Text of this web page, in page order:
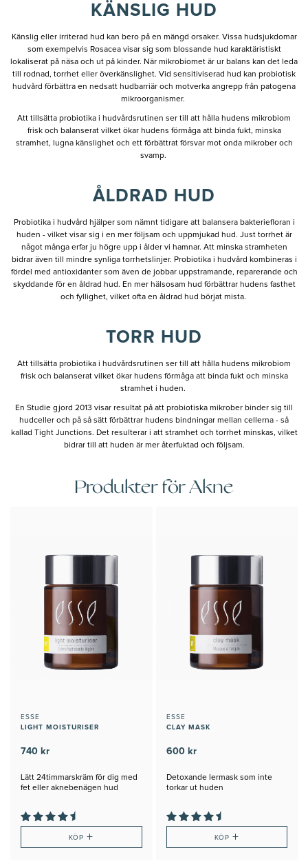
KÄNSLIG HUD
Känslig eller irriterad hud kan bero på en mängd orsaker. Vissa hudsjukdomar
som exempelvis Rosacea visar sig som blossande hud karaktäristiskt
lokaliserat på näsa och ut på kinder. När mikrobiomet är ur balans kan det leda
till rodnad, torrhet eller överkänslighet. Vid sensitiviserad hud kan probiotisk
hudvård förbättra en nedsatt hudbarriär och motverka angrepp från patogena
mikroorganismer.
Att tillsätta probiotika i hudvårdsrutinen ser till att hålla hudens mikrobiom
frisk och balanserat vilket ökar hudens förmåga att binda fukt, minska
stramhet, lugna känslighet och ett förbättrat försvar mot onda mikrober och
svamp.
ÅLDRAD HUD
Probiotika i hudvård hjälper som nämnt tidigare att balansera bakteriefloran i
huden - vilket visar sig i en mer följsam och uppmjukad hud. Just torrhet är
något många erfar ju högre upp i ålder vi hamnar. Att minska stramheten
bidrar även till mindre synliga torrhetslinjer. Probiotika i hudvård kombineras i
fördel med antioxidanter som även de jobbar uppstramande, reparerande och
skyddande för en åldrad hud. En mer hälsosam hud förbättrar hudens fasthet
och fyllighet, vilket ofta en åldrad hud börjat mista.
TORR HUD
Att tillsätta probiotika i hudvårdsrutinen ser till att hålla hudens mikrobiom
frisk och balanserat vilket ökar hudens förmåga att binda fukt och minska
stramhet i huden.
En Studie gjord 2013 visar resultat på att probiotiska mikrober binder sig till
hudceller och på så sätt förbättrar hudens bindningar mellan cellerna - så
kallad Tight Junctions. Det resulterar i att stramhet och torrhet minskas, vilket
bidrar till att huden är mer återfuktad och följsam.
Produkter för Akne
ESSE
LIGHT MOISTURISER
740 kr
Lätt 24timmarskräm för dig med
fet eller aknebenägen hud
KÖP+
ESSE
CLAY MASK
600 kr
Detoxande lermask som inte
torkar ut huden
KÖP +